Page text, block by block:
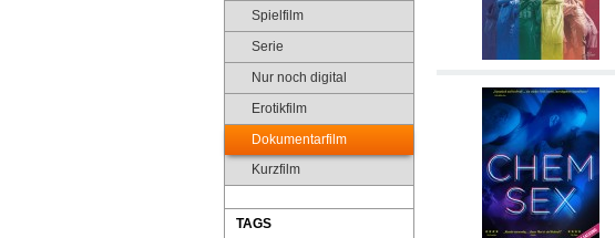
Spielfilm
Serie
Nur noch digital
Erotikfilm
Dokumentarfilm
Kurzfilm
TAGS